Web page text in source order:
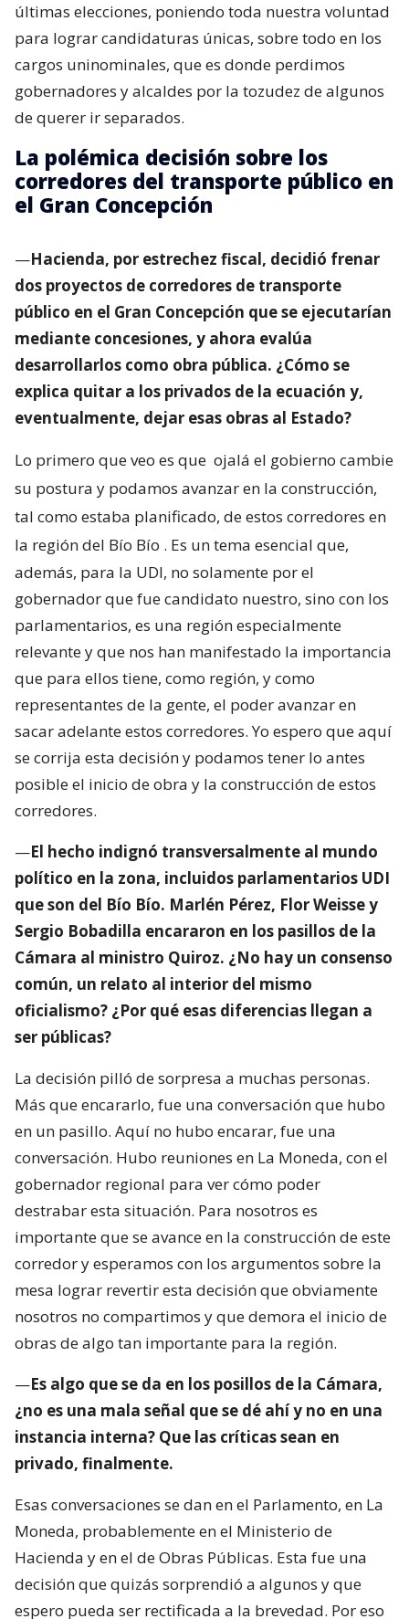
últimas elecciones, poniendo toda nuestra voluntad
para lograr candidaturas únicas, sobre todo en los
cargos uninominales, que es donde perdimos
gobernadores y alcaldes por la tozudez de algunos
de querer ir separados.
La polémica decisión sobre los
corredores del transporte público en
el Gran Concepción
—Hacienda, por estrechez fiscal, decidió frenar
dos proyectos de corredores de transporte
público en el Gran Concepción que se ejecutarían
mediante concesiones, y ahora evalúa
desarrollarlos como obra pública. ¿Cómo se
explica quitar a los privados de la ecuación y,
eventualmente, dejar esas obras al Estado?
Lo primero que veo es que ojalá el gobierno cambie
su postura y podamos avanzar en la construcción,
tal como estaba planificado, de estos corredores en
la región del Bío Bío . Es un tema esencial que,
además, para la UDI, no solamente por el
gobernador que fue candidato nuestro, sino con los
parlamentarios, es una región especialmente
relevante y que nos han manifestado la importancia
que para ellos tiene, como región, y como
representantes de la gente, el poder avanzar en
sacar adelante estos corredores. Yo espero que aquí
se corrija esta decisión y podamos tener lo antes
posible el inicio de obra y la construcción de estos
corredores.
—El hecho indignó transversalmente al mundo
político en la zona, incluidos parlamentarios UDI
que son del Bío Bío. Marlén Pérez, Flor Weisse y
Sergio Bobadilla encararon en los pasillos de la
Cámara al ministro Quiroz. ¿No hay un consenso
común, un relato al interior del mismo
oficialismo? ¿Por qué esas diferencias llegan a
ser públicas?
La decisión pilló de sorpresa a muchas personas.
Más que encararlo, fue una conversación que hubo
en un pasillo. Aquí no hubo encarar, fue una
conversación. Hubo reuniones en La Moneda, con el
gobernador regional para ver cómo poder
destrabar esta situación. Para nosotros es
importante que se avance en la construcción de este
corredor y esperamos con los argumentos sobre la
mesa lograr revertir esta decisión que obviamente
nosotros no compartimos y que demora el inicio de
obras de algo tan importante para la región.
—Es algo que se da en los posillos de la Cámara,
¿no es una mala señal que se dé ahí y no en una
instancia interna? Que las críticas sean en
privado, finalmente.
Esas conversaciones se dan en el Parlamento, en La
Moneda, probablemente en el Ministerio de
Hacienda y en el de Obras Públicas. Esta fue una
decisión que quizás sorprendió a algunos y que
espero pueda ser rectificada a la brevedad. Por eso